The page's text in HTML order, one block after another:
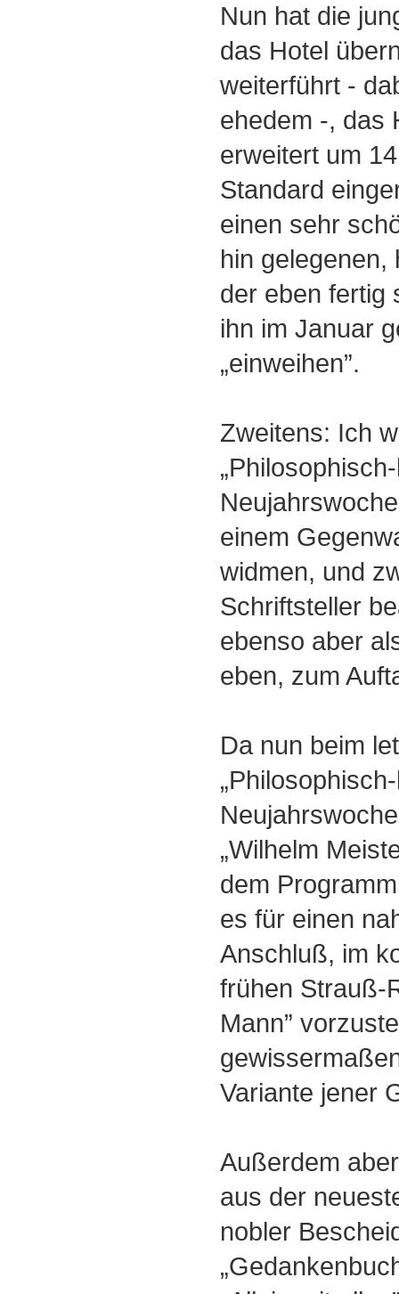
Nun hat die
das Hotel
weiterführt -
ehedem -, das
erweitert um
Standard
einen sehr
hin gelegenen,
der eben fertig
ihn im Januar
„einweihen”.
Zweitens: Ich
einem
widmen, und
Schriftsteller
ebenso aber
eben, zum
Da nun beim
„Wilhelm
dem
es für einen
Anschluß, im
frühen Strauß-
Mann”
Variante jener
Außerdem
aus der
nobler